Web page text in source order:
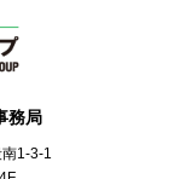
務局
1-3-1